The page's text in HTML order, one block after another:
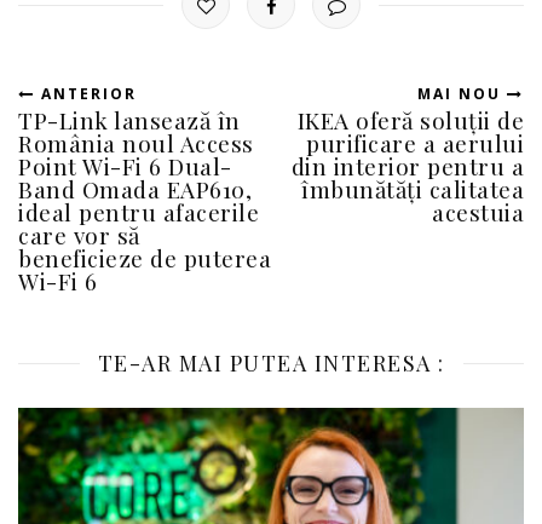
ANTERIOR
TP-Link lansează în
România noul Access
Point Wi-Fi 6 Dual-
Band Omada EAP610,
ideal pentru afacerile
care vor să
beneficieze de puterea
Wi-Fi 6
MAI NOU
IKEA oferă soluții de
purificare a aerului
din interior pentru a
îmbunătăți calitatea
acestuia
TE-AR MAI PUTEA INTERESA :